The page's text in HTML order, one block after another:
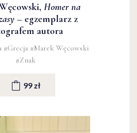
Homer na
– egzemplarz z
autora
#Grecja #Marek Węcowski
#Znak
99 zł